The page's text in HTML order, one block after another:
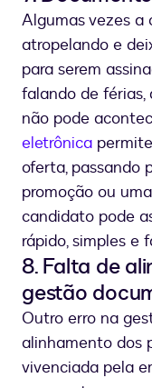
Algumas vezes a
atropelando e
para serem
falando de férias,
não pode
eletrônica
oferta, passando
promoção ou
candidato pode
rápido, simples e
8. Falta de
gestão
Outro erro na
alinhamento dos
vivenciada pela